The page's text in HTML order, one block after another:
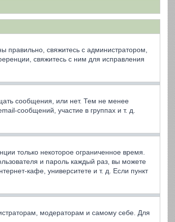
правильно, свяжитесь с администратором,
свяжитесь с ним для исправления
сообщения, или нет. Тем не менее
сообщений, участие в группах и т. д.
только некоторое ограниченное время.
и пароль каждый раз, вы можете
кафе, университете и т. д. Если пункт
модераторам и самому себе. Для